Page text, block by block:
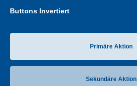
Buttons Invertiert
Primäre Aktion
Sekundäre Aktion